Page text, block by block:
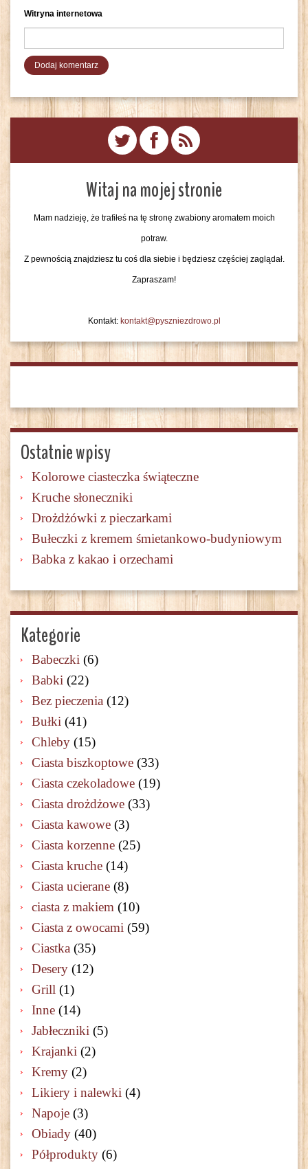
Witryna internetowa
Witaj na mojej stronie
Mam nadzieję, że trafiłeś na tę stronę zwabiony aromatem moich
potraw.
Z pewnością znajdziesz tu coś dla siebie i będziesz częściej zaglądał.
Zapraszam!
Kontakt: kontakt@pyszniezdrowo.pl
Ostatnie wpisy
Kolorowe ciasteczka świąteczne
Kruche słoneczniki
Drożdżówki z pieczarkami
Bułeczki z kremem śmietankowo-budyniowym
Babka z kakao i orzechami
Kategorie
Babeczki (6)
Babki (22)
Bez pieczenia (12)
Bułki (41)
Chleby (15)
Ciasta biszkoptowe (33)
Ciasta czekoladowe (19)
Ciasta drożdżowe (33)
Ciasta kawowe (3)
Ciasta korzenne (25)
Ciasta kruche (14)
Ciasta ucierane (8)
ciasta z makiem (10)
Ciasta z owocami (59)
Ciastka (35)
Desery (12)
Grill (1)
Inne (14)
Jabłeczniki (5)
Krajanki (2)
Kremy (2)
Likiery i nalewki (4)
Napoje (3)
Obiady (40)
Półprodukty (6)